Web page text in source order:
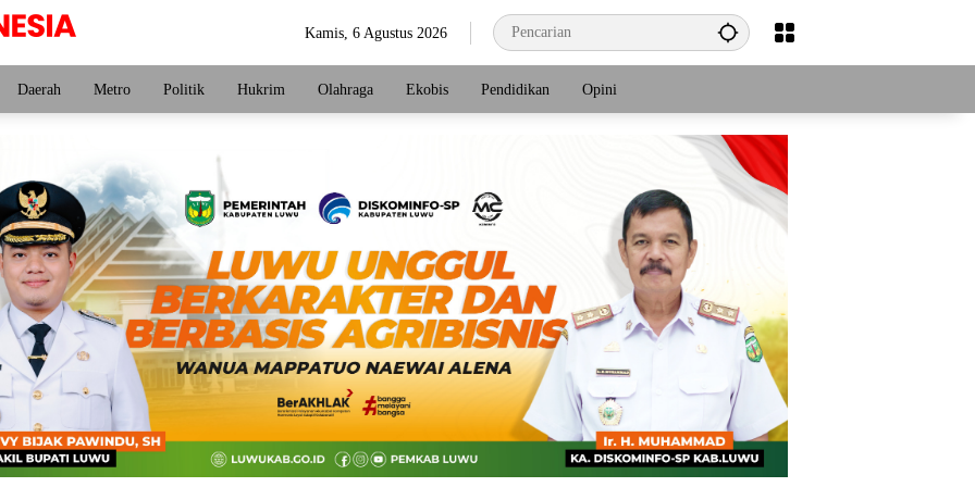
Kamis, 6 Agustus 2026
Daerah Metro Politik Hukrim Olahraga Ekobis Pendidikan Opini